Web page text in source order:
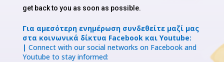
get back to you as soon as possible.
Για αμεσότερη ενημέρωση συνδεθείτε μαζί μας
στα κοινωνικά δίκτυα Facebook και Youtube:
| Connect with our social networks on Facebook and
Youtube to stay informed: